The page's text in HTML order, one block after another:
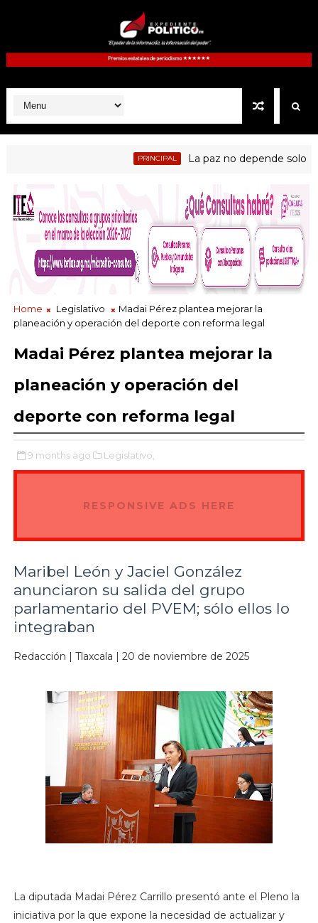
PRINCIPAL La paz no depende solo de las
Home Legislativo
Madai Pérez plantea mejorar la
planeación y operación del deporte con reforma legal
Madai Pérez plantea mejorar la
planeación y operación del
deporte con reforma legal
9 months ago Legislativo,
RESPONSIVE ADS HERE
Maribel León y Jaciel González
anunciaron su salida del grupo
parlamentario del PVEM; sólo ellos lo
integraban
Redacción | Tlaxcala | 20 de noviembre de 2025
La diputada Madai Pérez Carrillo presentó ante el Pleno la
iniciativa por la que expone la necesidad de actualizar y